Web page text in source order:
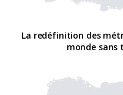
La redéfinition des
monde sans